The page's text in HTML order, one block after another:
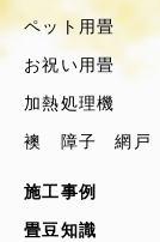
ペット用畳
お祝い用畳
加熱処理機
襖 障子 網戸
施工事例
畳豆知識